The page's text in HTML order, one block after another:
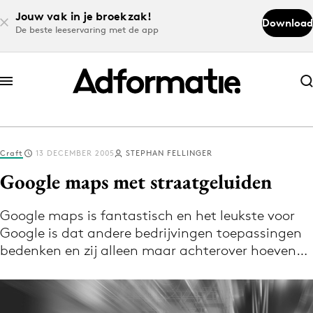
Jouw vak in je broekzak!
De beste leeservaring met de app
Download
Abonneer nu
Abonneer nu
Log in
Download de app
Volg het laatste nieuws via de Adformatie
Nieuws app
Craft 13 DECEMBER 2005 STEPHAN FELLINGER
Google maps met straatgeluiden
Google maps is fantastisch en het leukste voor
Google is dat andere bedrijvingen toepassingen
bedenken en zij alleen maar achterover hoeven…